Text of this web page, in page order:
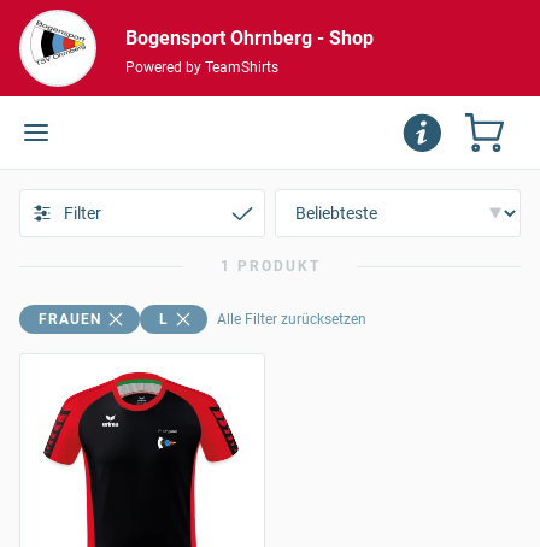
Bogensport Ohrnberg - Shop
Powered by TeamShirts
Filter
1 PRODUKT
FRAUEN L Alle Filter zurücksetzen